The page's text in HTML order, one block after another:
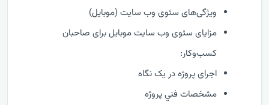
ویژگی‌های سئوی وب سایت (موبایل)
مزایای سئوی وب سایت موبایل برای صاحبان
کسب‌وکار:
اجرای پروژه در یک نگاه
مشخصات فني پروژه